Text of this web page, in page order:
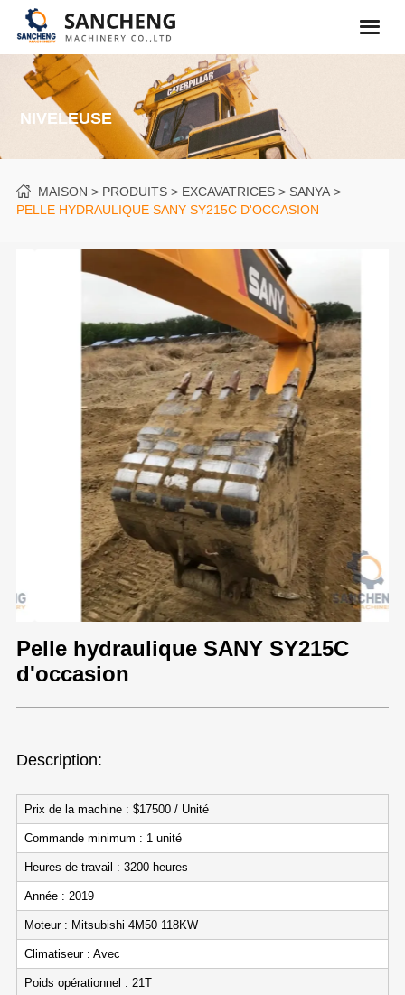
NIVELEUSE
MAISON PRODUITS EXCAVATRICES
SANYA
PELLE HYDRAULIQUE SANY SY215C D'OCCASION
Pelle hydraulique SANY SY215C
d'occasion
Description:
Prix de la machine : $17500 / Unité
Commande minimum : 1 unité
Heures de travail : 3200 heures
Année : 2019
Moteur : Mitsubishi 4M50 118KW
Climatiseur : Avec
Poids opérationnel : 21T